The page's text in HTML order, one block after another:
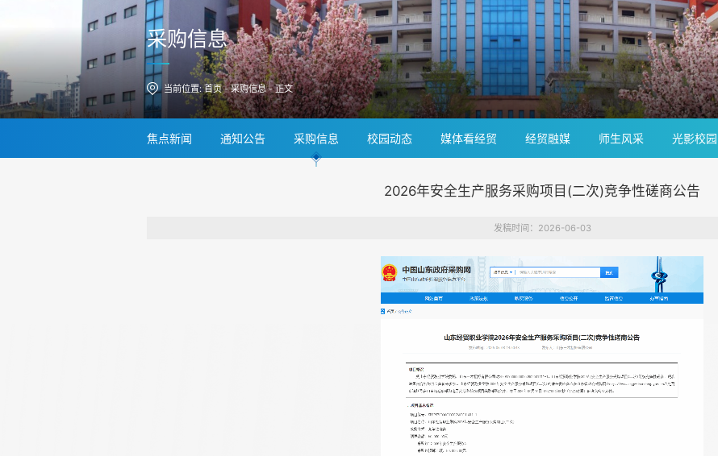
采购信息
当前位置:首页-采购信息-正文
焦点新闻 通知公告 采购信息 校园动态 媒体看经贸 经贸融媒 师生风采 光影校园
2026年安全生产服务采购项目(二次)竞争性磋商公告
发稿时间：2026-06-03